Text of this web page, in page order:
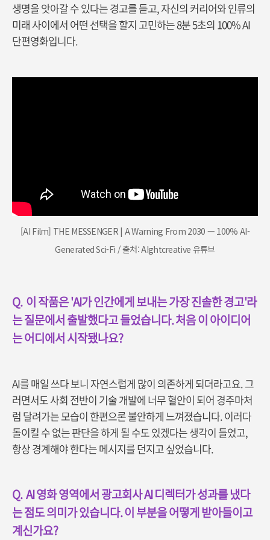
생명을 앗아갈 수 있다는 경고를 듣고, 자신의 커리어와 인류의
미래 사이에서 어떤 선택을 할지 고민하는 8분 5초의 100% AI
단편영화입니다.
[AI Film] THE MESSENGER | A Warning From 2030 — 100% AI-
Generated Sci-Fi / 출처: AIghtcreative 유튜브
Q. 이 작품은 'AI가 인간에게 보내는 가장 진솔한 경고'라
는 질문에서 출발했다고 들었습니다. 처음 이 아이디어
는 어디에서 시작됐나요?
AI를 매일 쓰다 보니 자연스럽게 많이 의존하게 되더라고요. 그
러면서도 사회 전반이 기술 개발에 너무 혈안이 되어 경주마처
럼 달려가는 모습이 한편으론 불안하게 느껴졌습니다. 이러다
돌이킬 수 없는 판단을 하게 될 수도 있겠다는 생각이 들었고,
항상 경계해야 한다는 메시지를 던지고 싶었습니다.
Q. AI영화 영역에서 광고회사 AI 디렉터가 성과를 냈다
는 점도 의미가 있습니다. 이 부분을 어떻게 받아들이고
계신가요?